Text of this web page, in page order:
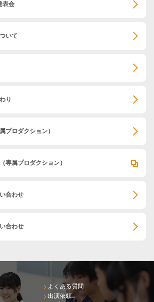
表会
いて
り
属プロダクション）
（専属プロダクション）
合わせ
合わせ
よくある質問
出演依頼